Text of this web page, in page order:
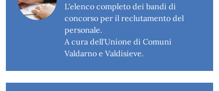
L'elenco completo dei bandi di
concorso per il reclutamento del
personale.
A cura dell'Unione di Comuni
Valdarno e Valdisieve.